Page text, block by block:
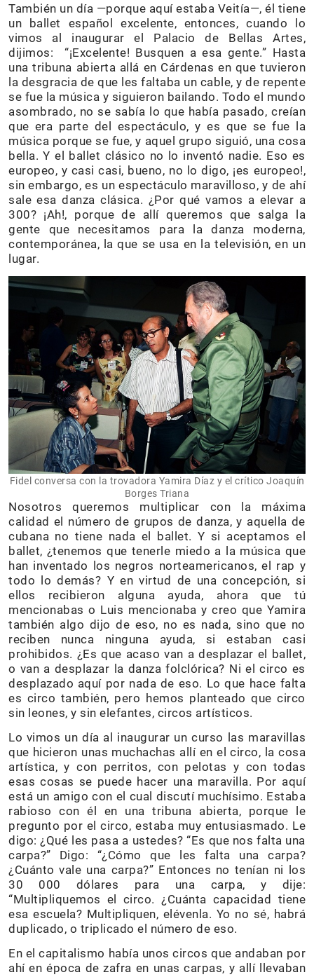
También un día —porque aquí estaba Veitía—, él tiene
un ballet español excelente, entonces, cuando lo
vimos al inaugurar el Palacio de Bellas Artes,
dijimos: “¡Excelente! Busquen a esa gente.” Hasta
una tribuna abierta allá en Cárdenas en que tuvieron
la desgracia de que les faltaba un cable, y de repente
se fue la música y siguieron bailando. Todo el mundo
asombrado, no se sabía lo que había pasado, creían
que era parte del espectáculo, y es que se fue la
música porque se fue, y aquel grupo siguió, una cosa
bella. Y el ballet clásico no lo inventó nadie. Eso es
europeo, y casi casi, bueno, no lo digo, ¡es europeo!,
sin embargo, es un espectáculo maravilloso, y de ahí
sale esa danza clásica. ¿Por qué vamos a elevar a
300? ¡Ah!, porque de allí queremos que salga la
gente que necesitamos para la danza moderna,
contemporánea, la que se usa en la televisión, en un
lugar.
Fidel conversa con la trovadora Yamira Díaz y el crítico Joaquín
Borges Triana
Nosotros queremos multiplicar con la máxima
calidad el número de grupos de danza, y aquella de
cubana no tiene nada el ballet. Y si aceptamos el
ballet, ¿tenemos que tenerle miedo a la música que
han inventado los negros norteamericanos, el rap y
todo lo demás? Y en virtud de una concepción, si
ellos recibieron alguna ayuda, ahora que tú
mencionabas o Luis mencionaba y creo que Yamira
también algo dijo de eso, no es nada, sino que no
reciben nunca ninguna ayuda, si estaban casi
prohibidos. ¿Es que acaso van a desplazar el ballet,
o van a desplazar la danza folclórica? Ni el circo es
desplazado aquí por nada de eso. Lo que hace falta
es circo también, pero hemos planteado que circo
sin leones, y sin elefantes, circos artísticos.
Lo vimos un día al inaugurar un curso las maravillas
que hicieron unas muchachas allí en el circo, la cosa
artística, y con perritos, con pelotas y con todas
esas cosas se puede hacer una maravilla. Por aquí
está un amigo con el cual discutí muchísimo. Estaba
rabioso con él en una tribuna abierta, porque le
pregunto por el circo, estaba muy entusiasmado. Le
digo: ¿Qué les pasa a ustedes? “Es que nos falta una
carpa?” Digo: “¿Cómo que les falta una carpa?
¿Cuánto vale una carpa?” Entonces no tenían ni los
30 000 dólares para una carpa, y dije:
“Multipliquemos el circo. ¿Cuánta capacidad tiene
esa escuela? Multipliquen, elévenla. Yo no sé, habrá
duplicado, o triplicado el número de eso.
En el capitalismo había unos circos que andaban por
ahí en época de zafra en unas carpas, y allí llevaban